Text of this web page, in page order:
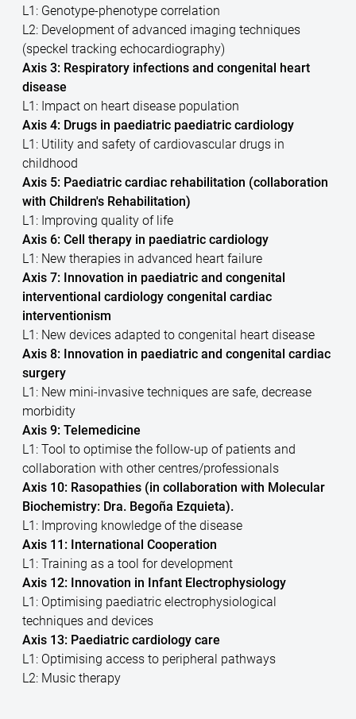
L1: Genotype-phenotype correlation
L2: Development of advanced imaging techniques
(speckel tracking echocardiography)
Axis 3: Respiratory infections and congenital heart
disease
L1: Impact on heart disease population
Axis 4: Drugs in paediatric paediatric cardiology
L1: Utility and safety of cardiovascular drugs in
childhood
Axis 5: Paediatric cardiac rehabilitation (collaboration
with Children's Rehabilitation)
L1: Improving quality of life
Axis 6: Cell therapy in paediatric cardiology
L1: New therapies in advanced heart failure
Axis 7: Innovation in paediatric and congenital
interventional cardiology congenital cardiac
interventionism
L1: New devices adapted to congenital heart disease
Axis 8: Innovation in paediatric and congenital cardiac
surgery
L1: New mini-invasive techniques are safe, decrease
morbidity
Axis 9: Telemedicine
L1: Tool to optimise the follow-up of patients and
collaboration with other centres/professionals
Axis 10: Rasopathies (in collaboration with Molecular
Biochemistry: Dra. Begoña Ezquieta).
L1: Improving knowledge of the disease
Axis 11: International Cooperation
L1: Training as a tool for development
Axis 12: Innovation in Infant Electrophysiology
L1: Optimising paediatric electrophysiological
techniques and devices
Axis 13: Paediatric cardiology care
L1: Optimising access to peripheral pathways
L2: Music therapy